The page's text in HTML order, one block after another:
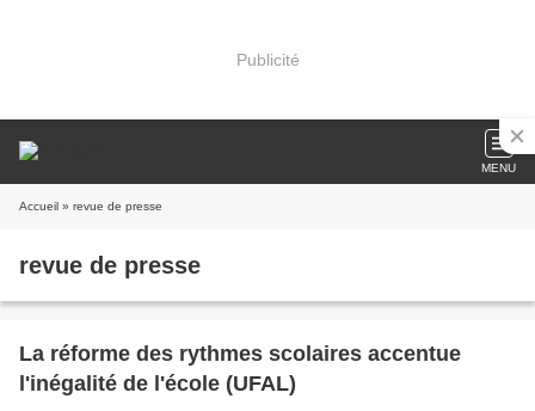
Publicité
MENU
Accueil » revue de presse
revue de presse
La réforme des rythmes scolaires accentue
l'inégalité de l'école (UFAL)